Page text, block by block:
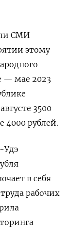
СМИ
этому
— мае 2023
3500
4000 рублей.
Удэ
в себя
рабочих